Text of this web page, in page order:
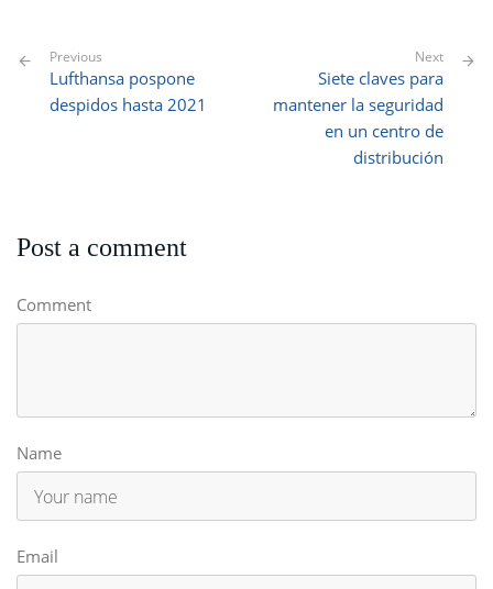
Previous
Lufthansa pospone
despidos hasta 2021
Next
Siete claves para
mantener la seguridad
en un centro de
distribución
Post a comment
Comment
Name
Email